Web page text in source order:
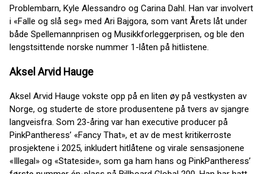
Problembarn, Kyle Alessandro og Carina Dahl. Han var involvert
i «Falle og slå seg» med Ari Bajgora, som vant Årets låt under
både Spellemannprisen og Musikkforleggerprisen, og ble den
lengstsittende norske nummer 1-låten på hitlistene.
Aksel Arvid Hauge
Aksel Arvid Hauge vokste opp på en liten øy på vestkysten av
Norge, og studerte de store produsentene på tvers av sjangre
langveisfra. Som 23-åring var han executive producer på
PinkPantheress’ «Fancy That», et av de mest kritikerroste
prosjektene i 2025, inkludert hitlåtene og virale sensasjonene
«Illegal» og «Stateside», som ga ham hans og PinkPantheress’